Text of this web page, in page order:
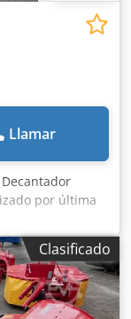
Llamar
Decantador
por última
del tambor:
mm. Espesor
separar se
Los
mediante la
Clasificado